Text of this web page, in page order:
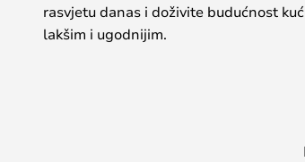
rasvjetu danas i doživite budućnost
lakšim i ugodnijim.